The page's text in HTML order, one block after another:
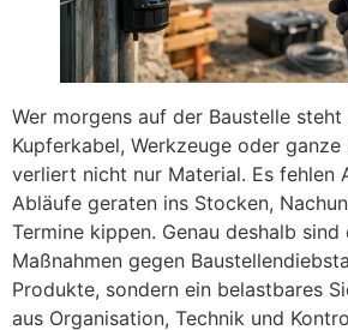
Wer morgens auf der Baustelle
Kupferkabel, Werkzeuge oder ganze
verliert nicht nur Material. Es fehlen
Abläufe geraten ins Stocken,
Termine kippen. Genau deshalb sind
Maßnahmen gegen
Produkte, sondern ein belastbares
aus Organisation, Technik und